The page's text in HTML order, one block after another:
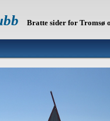
Bratte sider for Tromsø